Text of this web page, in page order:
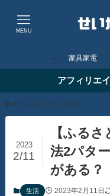
MENU
家具家電
アフィリエ
ホーム レビュー 生活
【ふる
法2パタ
がある？
2023
2/11
生活 2023年2月11日